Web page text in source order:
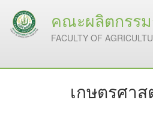
คณะผลิตกรร
FACULTY OF
เกษตรศาส